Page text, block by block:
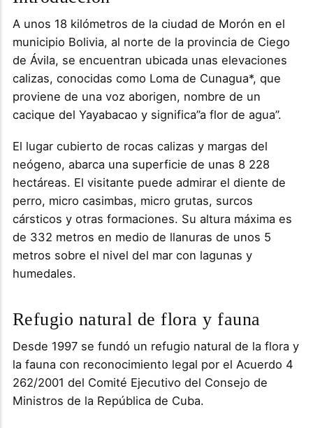
A unos 18 kilómetros de la ciudad de Morón en el
municipio Bolivia, al norte de la provincia de Ciego
de Ávila, se encuentran ubicada unas elevaciones
calizas, conocidas como Loma de Cunagua*, que
proviene de una voz aborigen, nombre de un
cacique del Yayabacao y significa”a flor de agua”.
El lugar cubierto de rocas calizas y margas del
neógeno, abarca una superficie de unas 8 228
hectáreas. El visitante puede admirar el diente de
perro, micro casimbas, micro grutas, surcos
cársticos y otras formaciones. Su altura máxima es
de 332 metros en medio de llanuras de unos 5
metros sobre el nivel del mar con lagunas y
humedales.
Refugio natural de flora y fauna
Desde 1997 se fundó un refugio natural de la flora y
la fauna con reconocimiento legal por el Acuerdo 4
262/2001 del Comité Ejecutivo del Consejo de
Ministros de la República de Cuba.